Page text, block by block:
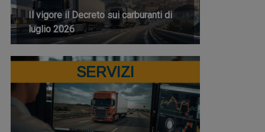
Il vigore il Decreto sui carburanti di
luglio 2026
SERVIZI